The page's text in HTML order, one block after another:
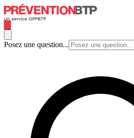
Posez une question...